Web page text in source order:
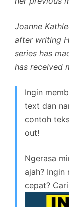
Joanne
after writing
series has
has received
Ingin
text dan
contoh
out!
Ngerasa
ajah? Ingin
cepat?